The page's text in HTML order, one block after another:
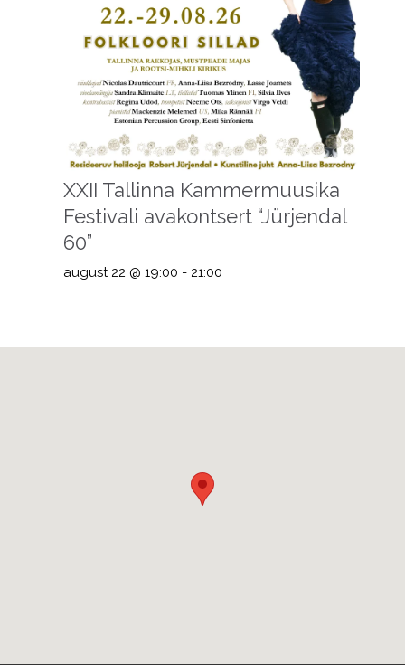
XXII Tallinna Kammermuusika
Festivali avakontsert “Jürjendal
60”
august 22 @ 19:00 - 21:00